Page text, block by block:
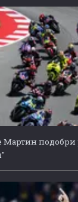
Мартин подобри